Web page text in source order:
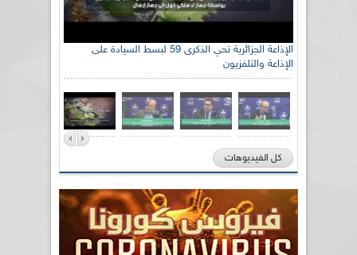
الإذاعة الجزائرية تحي الذكرى 59 لبسط السيادة على
الإذاعة والتلفزيون
كل الفيديوهات